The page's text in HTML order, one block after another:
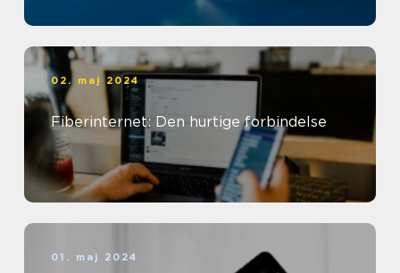
02. maj 2024
Fiberinternet: Den hurtige forbindelse
01. maj 2024